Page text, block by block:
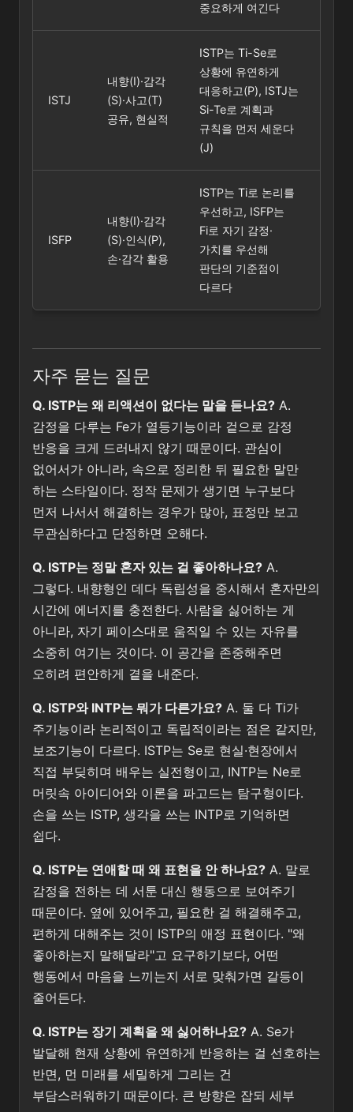
중요하게 여긴다
ISTJ
내향(I)·감각
(S)·사고(T)
공유, 현실적
ISTP는 Ti-Se로
상황에 유연하게
대응하고(P), ISTJ는
Si-Te로 계획과
규칙을 먼저 세운다
(J)
ISFP
내향(I)·감각
(S)·인식(P),
손·감각 활용
ISTP는 Ti로 논리를
우선하고, ISFP는
Fi로 자기 감정·
가치를 우선해
판단의 기준점이
다르다
자주 묻는 질문
Q. ISTP는 왜 리액션이 없다는 말을 듣나요? A.
감정을 다루는 Fe가 열등기능이라 겉으로 감정
반응을 크게 드러내지 않기 때문이다. 관심이
없어서가 아니라, 속으로 정리한 뒤 필요한 말만
하는 스타일이다. 정작 문제가 생기면 누구보다
먼저 나서서 해결하는 경우가 많아, 표정만 보고
무관심하다고 단정하면 오해다.
Q. ISTP는 정말 혼자 있는 걸 좋아하나요? A.
그렇다. 내향형인 데다 독립성을 중시해서 혼자만의
시간에 에너지를 충전한다. 사람을 싫어하는 게
아니라, 자기 페이스대로 움직일 수 있는 자유를
소중히 여기는 것이다. 이 공간을 존중해주면
오히려 편안하게 곁을 내준다.
Q. ISTP와 INTP는 뭐가 다른가요? A. 둘 다 Ti가
주기능이라 논리적이고 독립적이라는 점은 같지만,
보조기능이 다르다. ISTP는 Se로 현실·현장에서
직접 부딪히며 배우는 실전형이고, INTP는 Ne로
머릿속 아이디어와 이론을 파고드는 탐구형이다.
손을 쓰는 ISTP, 생각을 쓰는 INTP로 기억하면
쉽다.
Q. ISTP는 연애할 때 왜 표현을 안 하나요? A. 말로
감정을 전하는 데 서툰 대신 행동으로 보여주기
때문이다. 옆에 있어주고, 필요한 걸 해결해주고,
편하게 대해주는 것이 ISTP의 애정 표현이다. "왜
좋아하는지 말해달라"고 요구하기보다, 어떤
행동에서 마음을 느끼는지 서로 맞춰가면 갈등이
줄어든다.
Q. ISTP는 장기 계획을 왜 싫어하나요? A. Se가
발달해 현재 상황에 유연하게 반응하는 걸 선호하는
반면, 먼 미래를 세밀하게 그리는 건
부담스러워하기 때문이다. 큰 방향은 잡되 세부